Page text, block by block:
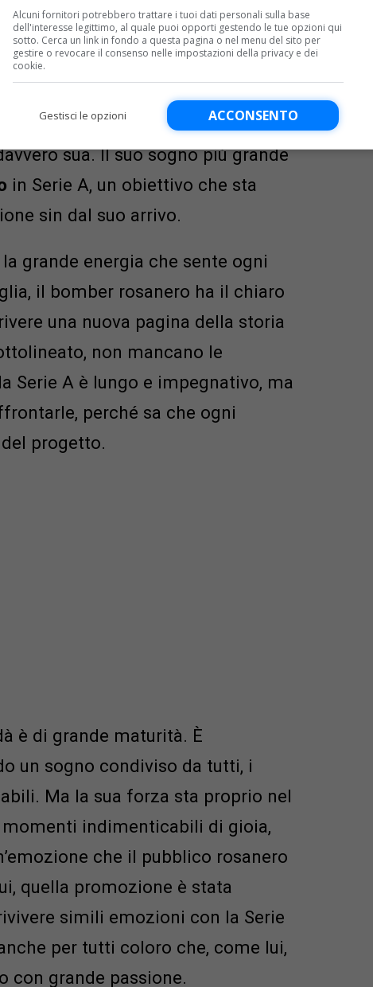
futuro a Palermo
il suo contratto fino al 2028,
importante, rafforzando il legame
sua. Il suo sogno più grande
in Serie A, un obiettivo che sta
sin dal suo arrivo.
grande energia che sente ogni
il bomber rosanero ha il chiaro
una nuova pagina della storia
non mancano le
Serie A è lungo e impegnativo, ma
perché sa che ogni
progetto.
è di grande maturità. È
un sogno condiviso da tutti, i
Ma la sua forza sta proprio nel
indimenticabili di gioia,
che il pubblico rosanero
quella promozione è stata
simili emozioni con la Serie
per tutti coloro che, come lui,
con grande passione.
Alcuni fornitori potrebbero trattare i tuoi dati personali sulla base
dell'interesse legittimo, al quale puoi opporti gestendo le tue opzioni qui
sotto. Cerca un link in fondo a questa pagina o nel menu del sito per
gestire o revocare il consenso nelle impostazioni della privacy e dei
cookie.
ACCONSENTO
Gestisci le opzioni